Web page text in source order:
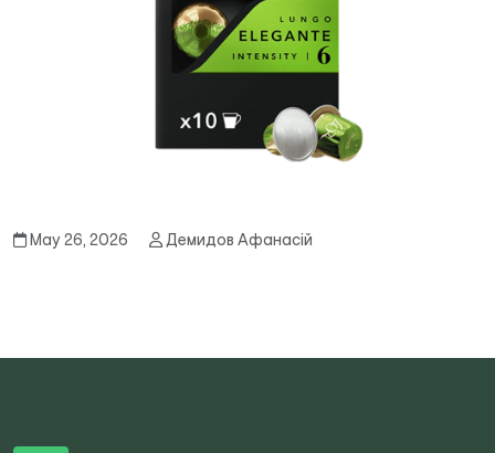
May 26, 2026 Демидов Афанасій